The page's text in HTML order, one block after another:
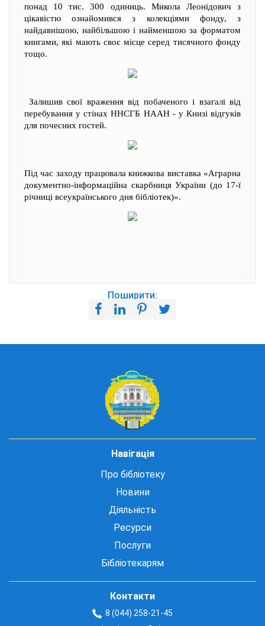
понад 10 тис. 300 одиниць. Микола Леонідович з
цікавістю ознайомився з колекціями фонду, з
найдавнішою, найбільшою і найменшою за форматом
книгами, які мають своє місце серед тисячного фонду
тощо.
Залишив свої враження від побаченого і взагалі від
перебування у стінах ННСГБ НААН - у Книзі відгуків
для почесних гостей.
Під час заходу працювала книжкова виставка «Аграрна
документно-інформаційна скарбниця України (до 17-ї
річниці всеукраїнського дня бібліотек)».
Поширити:
Навігація
Про бібліотеку
Новини
Діяльність
Ресурси
Послуги
Бібліотекарям
Контакти
8 (044) 258-21-45